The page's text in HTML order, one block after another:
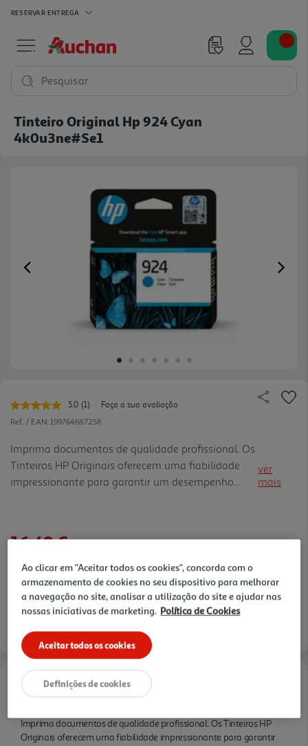
RESERVAR ENTREGA
Pesquisar
Tinteiro Original Hp 924 Cyan
4k0u3ne#se1
Previous
5.0 Leu
uma
Link
para
a
mesma
página.
(1)
Faça a sua avaliação
Ref. / EAN: 199764687258
Imprima documentos de qualidade profissional. Os
Tinteiros HP Originais oferecem uma fiabilidade
impressionante para garantir um desempenho
ver
mais
16,49 €
verificar stock em loja >
Informações de Marketing
Imprima documentos de qualidade profissional. Os Tinteiros HP
Originais oferecem uma fiabilidade impressionante para garantir
Ao clicar em "Aceitar todos os cookies", concorda com o
armazenamento de cookies no seu dispositivo para melhorar
a navegação no site, analisar a utilização do site e ajudar nas
nossas iniciativas de marketing. Política de Cookies
Aceitar todos os cookies
Definições de cookies